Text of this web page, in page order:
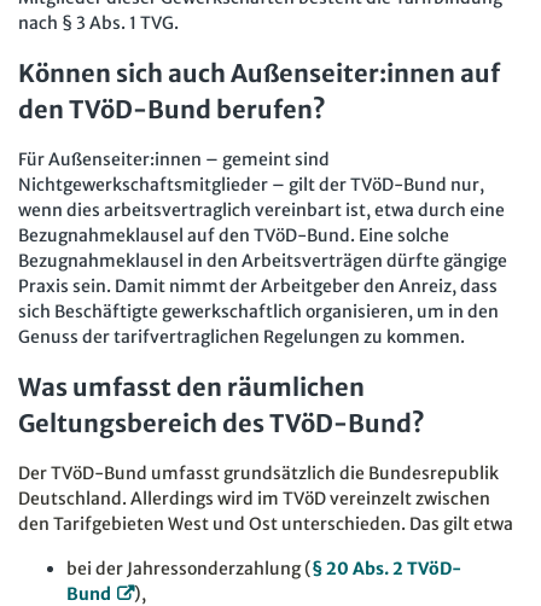
Betriebsrat und Mitbestimmung
Arbeitsschutz und Mitbestimmung
Schwerbehindertenrecht und Inklusion
Mitbestimmung
Arbeit und Recht
Soziales Recht
Digitales Arbeits- und Sozialrecht
Soziale Sicherheit
Schwerbehindertenrecht online
Arbeitszeit online
KI-Praxis Arbeitsrecht online
JAV-Praxis online
mein Bund-Online
Presse Interne Meldestelle Verträge kündigen
Datenschutz
AGB Impressum
Kontakt
Erklärung zur Barrierefreiheit
Widerruf
Widerrufsrecht
Verlag
Karriere Buchhandel
nach § 3 Abs. 1 TVG.
Können sich auch Außenseiter:innen auf
den TVöD-Bund berufen?
Für Außenseiter:innen – gemeint sind
Nichtgewerkschaftsmitglieder – gilt der TVöD-Bund nur,
wenn dies arbeitsvertraglich vereinbart ist, etwa durch eine
Bezugnahmeklausel auf den TVöD-Bund. Eine solche
Bezugnahmeklausel in den Arbeitsverträgen dürfte gängige
Praxis sein. Damit nimmt der Arbeitgeber den Anreiz, dass
sich Beschäftigte gewerkschaftlich organisieren, um in den
Genuss der tarifvertraglichen Regelungen zu kommen.
Was umfasst den räumlichen
Geltungsbereich des TVöD-Bund?
Der TVöD-Bund umfasst grundsätzlich die Bundesrepublik
Deutschland. Allerdings wird im TVöD vereinzelt zwischen
den Tarifgebieten West und Ost unterschieden. Das gilt etwa
bei der Jahressonderzahlung (§ 20 Abs. 2 TVöD-
Bund
),